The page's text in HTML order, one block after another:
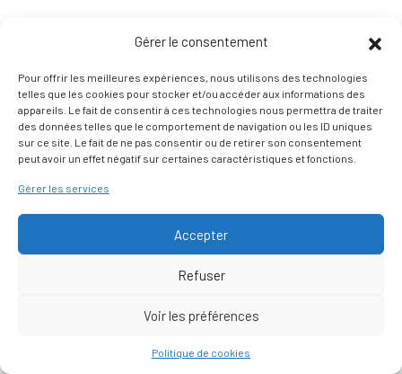
Gérer le consentement
Pour offrir les meilleures expériences, nous utilisons des technologies
telles que les cookies pour stocker et/ou accéder aux informations des
appareils. Le fait de consentir à ces technologies nous permettra de traiter
des données telles que le comportement de navigation ou les ID uniques
sur ce site. Le fait de ne pas consentir ou de retirer son consentement
peut avoir un effet négatif sur certaines caractéristiques et fonctions.
Gérer les services
Accepter
Refuser
Voir les préférences
Politique de cookies